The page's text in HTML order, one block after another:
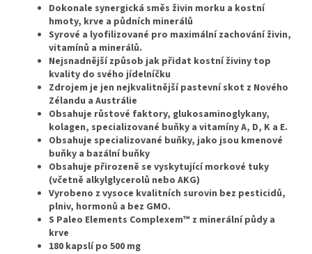
Dokonale synergická směs živin morku a kostní
hmoty, krve a půdních minerálů
Syrové a lyofilizované pro maximální zachování živin,
vitamínů a minerálů.
Nejsnadnější způsob jak přidat kostní živiny top
kvality do svého jídelníčku
Zdrojem je jen nejkvalitnější pastevní skot z Nového
Zélandu a Austrálie
Obsahuje růstové faktory, glukosaminoglykany,
kolagen, specializované buňky a vitamíny A, D, K a E.
Obsahuje specializované buňky, jako jsou kmenové
buňky a bazální buňky
Obsahuje přirozeně se vyskytující morkové tuky
(včetně alkylglycerolů nebo AKG)
Vyrobeno z vysoce kvalitních surovin bez pesticidů,
plniv, hormonů a bez GMO.
S Paleo Elements Complexem™ z minerální půdy a
krve
180 kapslí po 500 mg